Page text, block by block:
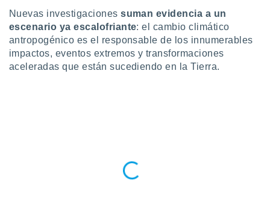
en
más
nuestra
y
Nuevas investigacionessuman evidencia a un
escenario ya escalofriante: el cambio climático
antropogénico es el responsable de los innumerables
impactos, eventos extremos y transformaciones
aceleradas que están sucediendo en la Tierra.